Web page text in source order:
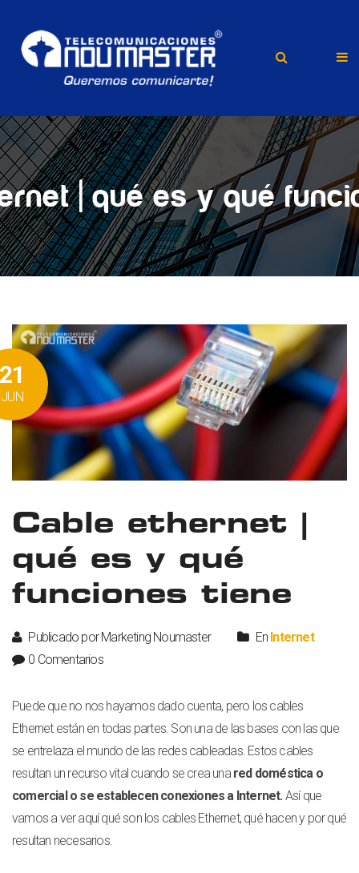
| qué es y qué
JUN
Cable ethernet |
qué es y qué
funciones tiene
Publicado por Marketing Noumaster En Internet
0 Comentarios
Puede que no nos hayamos dado cuenta, pero los cables
Ethernet están en todas partes. Son una de las bases con las que
se entrelaza el mundo de las redes cableadas. Estos cables
resultan un recurso vital cuando se crea una red doméstica o
comercial o se establecen conexiones a Internet. Así que
vamos a ver aquí qué son los cables Ethernet, qué hacen y por qué
resultan necesarios.